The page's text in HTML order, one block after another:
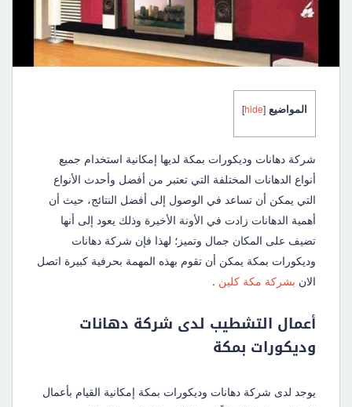
المواضيع [
hide
]
شركة دهانات وديكورات بمكة لديها إمكانية استخدام جميع
أنواع الدهانات المختلفة التي تعتبر من أفضل وأحدث الأنواع
التي يمكن أن تساعد في الوصول إلى أفضل النتائج، حيث أن
أهمية الدهانات زادت في الأونة الأخيرة وذلك يعود إلى أنها
تضيف على المكان جمال وتميز؛ لهذا فإن شركة دهانات
وديكورات بمكة يمكن أن تقوم بهذه المهمة بحرفية كبيرة اتصل
الان بشركة مكة كلين .
أعمال التشطيب لدى شركة دهانات
وديكورات بمكة
يوجد لدى شركة دهانات وديكورات بمكة إمكانية القيام بأعمال